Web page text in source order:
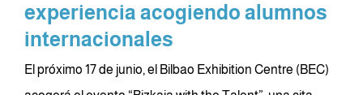
experiencia acogiendo alumnos
internacionales
El próximo 17 de junio, el Bilbao Exhibition Centre (BEC)